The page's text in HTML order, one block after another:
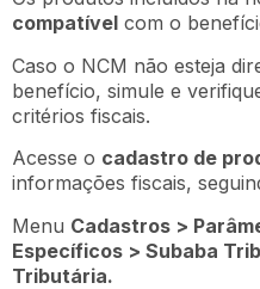
compatível com o
Caso o NCM não esteja
benefício, simule e
critérios fiscais.
Acesse o cadastro de
informações fiscais,
Menu Cadastros >
Específicos > Subaba
Tributária.